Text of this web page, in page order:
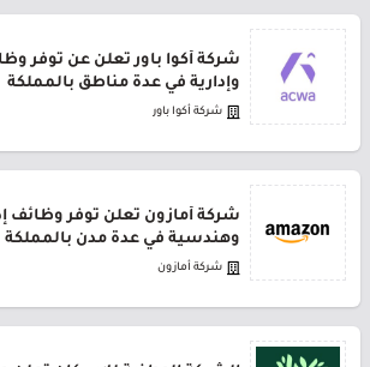
شركة أكوا باور تعلن عن توفر
وإدارية في عدة مناطق بالمملكة
شركة أكوا باور
شركة أمازون تعلن توفر وظائف
وهندسية في عدة مدن بالمملكة
شركة أمازون